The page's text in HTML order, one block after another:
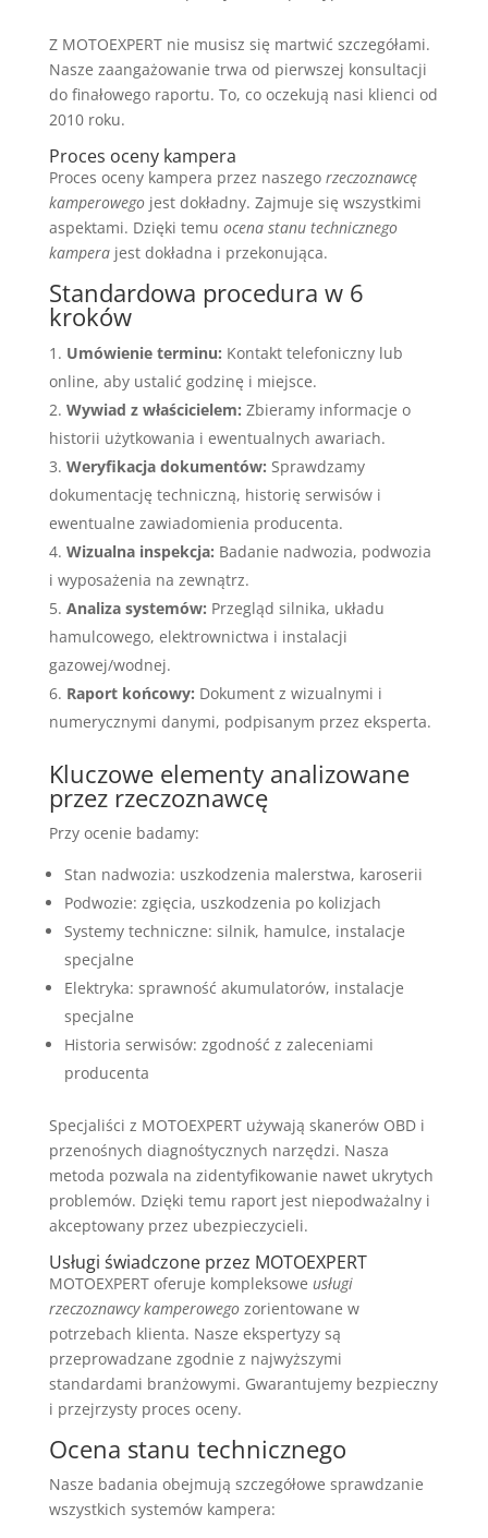
Z MOTOEXPERT nie musisz się martwić szczegółami.
Nasze zaangażowanie trwa od pierwszej konsultacji
do finałowego raportu. To, co oczekują nasi klienci od
2010 roku.
Proces oceny kampera
Proces oceny kampera przez naszego rzeczoznawcę
kamperowegojest dokładny. Zajmuje się wszystkimi
aspektami. Dzięki temu ocena stanu technicznego
kamperajest dokładna i przekonująca.
Standardowa procedura w 6
kroków
Umówienie terminu: Kontakt telefoniczny lub
online, aby ustalić godzinę i miejsce.
Wywiad z właścicielem: Zbieramy informacje o
historii użytkowania i ewentualnych awariach.
Weryfikacja dokumentów: Sprawdzamy
dokumentację techniczną, historię serwisów i
ewentualne zawiadomienia producenta.
Wizualna inspekcja: Badanie nadwozia, podwozia
i wyposażenia na zewnątrz.
Analiza systemów: Przegląd silnika, układu
hamulcowego, elektrownictwa i instalacji
gazowej/wodnej.
Raport końcowy: Dokument z wizualnymi i
numerycznymi danymi, podpisanym przez eksperta.
Kluczowe elementy analizowane
przez rzeczoznawcę
Przy ocenie badamy:
Stan nadwozia: uszkodzenia malerstwa, karoserii
Podwozie: zgięcia, uszkodzenia po kolizjach
Systemy techniczne: silnik, hamulce, instalacje
specjalne
Elektryka: sprawność akumulatorów, instalacje
specjalne
Historia serwisów: zgodność z zaleceniami
producenta
Specjaliści z MOTOEXPERT używają skanerów OBD i
przenośnych diagnośtycznych narzędzi. Nasza
metoda pozwala na zidentyfikowanie nawet ukrytych
problemów. Dzięki temu raport jest niepodważalny i
akceptowany przez ubezpieczycieli.
Usługi świadczone przez MOTOEXPERT
MOTOEXPERT oferuje kompleksowe usługi
rzeczoznawcy kamperowegozorientowane w
potrzebach klienta. Nasze ekspertyzy są
przeprowadzane zgodnie z najwyższymi
standardami branżowymi. Gwarantujemy bezpieczny
i przejrzysty proces oceny.
Ocena stanu technicznego
Nasze badania obejmują szczegółowe sprawdzanie
wszystkich systemów kampera: